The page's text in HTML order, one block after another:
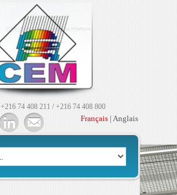
+216 74 408 211 / +216 74 408 800
Français | Anglais